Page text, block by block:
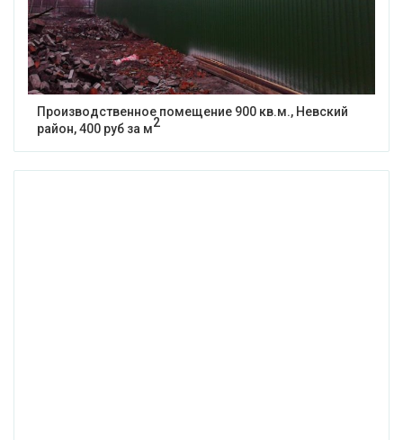
Производственное помещение 900 кв.м., Невский
район, 400 руб за м2